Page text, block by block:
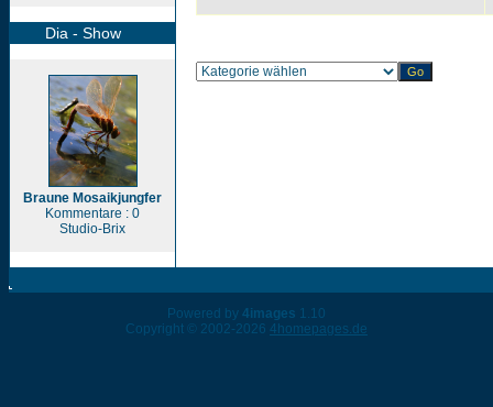
Dia - Show
Braune Mosaikjungfer
Kommentare : 0
Studio-Brix
Powered by 4images 1.10
Copyright © 2002-2026 4homepages.de